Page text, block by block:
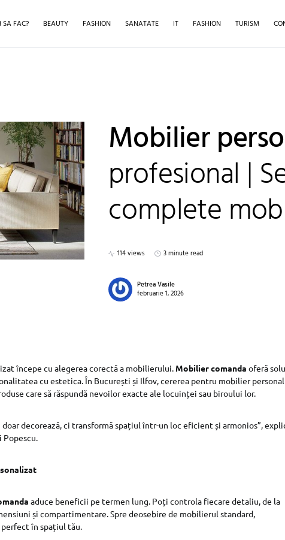
SA FAC? BEAUTY FASHION SANATATE IT FASHION TURISM
Mobilier
profesional |
complete
114 views 3 minute read
Petrea Vasile
februarie 1, 2026
începe cu alegerea corectă a mobilierului. Mobilier comanda oferă
cu estetica. În București și Ilfov, cererea pentru mobilier
care să răspundă nevoilor exacte ale locuinței sau biroului lor.
decorează, ci transformă spațiul într-un loc eficient și armonios”,
aduce beneficii pe termen lung. Poți controla fiecare detaliu, de la
și compartimentare. Spre deosebire de mobilierul standard,
în spațiul tău.